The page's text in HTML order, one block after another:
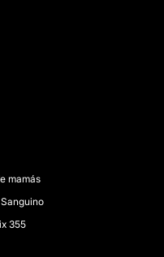
mamás
355